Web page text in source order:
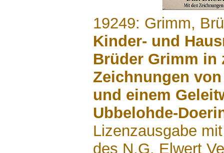
19249: Grimm,
Kinder- und
Brüder Grimm in
Zeichnungen
und einem
Ubbelohde-
Lizenzausgabe
des N.G. Elwert